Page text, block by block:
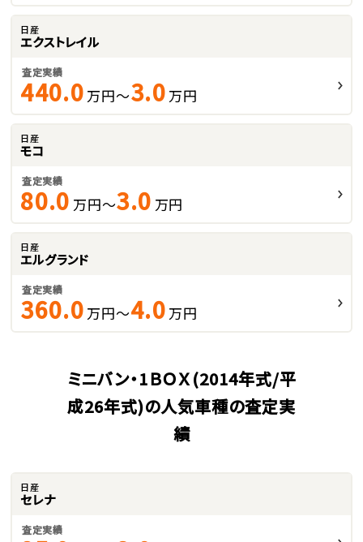
日産
エクストレイル
査定実績
440.0 万円～3.0 万円
日産
モコ
査定実績
80.0 万円～3.0 万円
日産
エルグランド
査定実績
360.0 万円～4.0 万円
ミニバン・1ＢＯＸ(2014年式/平
成26年式)の人気車種の査定実
績
日産
セレナ
査定実績